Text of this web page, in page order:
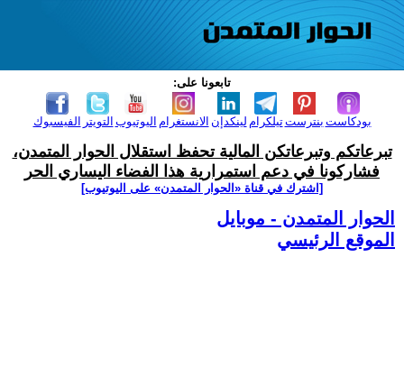
تابعونا على:
الفيسبوك التويتر اليوتيوب الانستغرام لينكدإن تيلكرامبنترست بودكاست
تبرعاتكم وتبرعاتكن المالية تحفظ استقلال الحوار المتمدن،
فشاركونا في دعم استمرارية هذا الفضاء اليساري الحر
[اشترك في قناة ‫«الحوار المتمدن» على اليوتيوب]
الحوار المتمدن - موبايل
الموقع الرئيسي